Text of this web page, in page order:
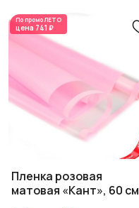
По промоЛЕТО
цена 741 ₽
Пленка розовая
матовая «Кант», 60 см